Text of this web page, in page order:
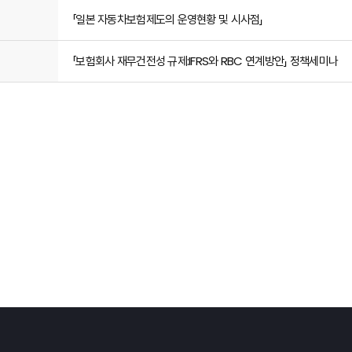
「일본 자동차보험제도의 운영현황 및 시사점」
「보험회사 재무건전성 규제:IFRS와 RBC 연계방안」 정책세미나